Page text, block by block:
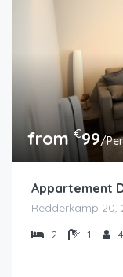
from€99/
Appartement
Redderkamp 20,
2
1 4